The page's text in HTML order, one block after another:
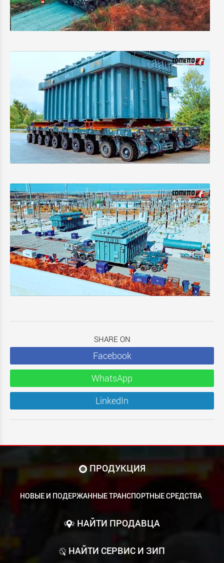
SHARE ON
Facebook
WhatsApp
LinkedIn
ПРОДУКЦИЯ
НОВЫЕ И ПОДЕРЖАННЫЕ ТРАНСПОРТНЫЕ СРЕДСТВА
НАЙТИ ПРОДАВЦА
НАЙТИ СЕРВИС И ЗИП